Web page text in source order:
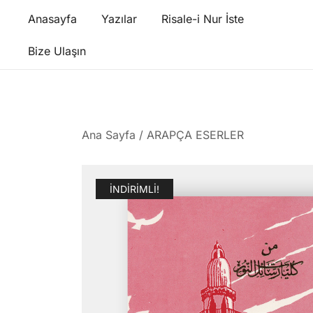
content
Anasayfa Yazılar Risale-i Nur İste
Bize Ulaşın
Ana Sayfa / ARAPÇA ESERLER
İNDIRIMLI!